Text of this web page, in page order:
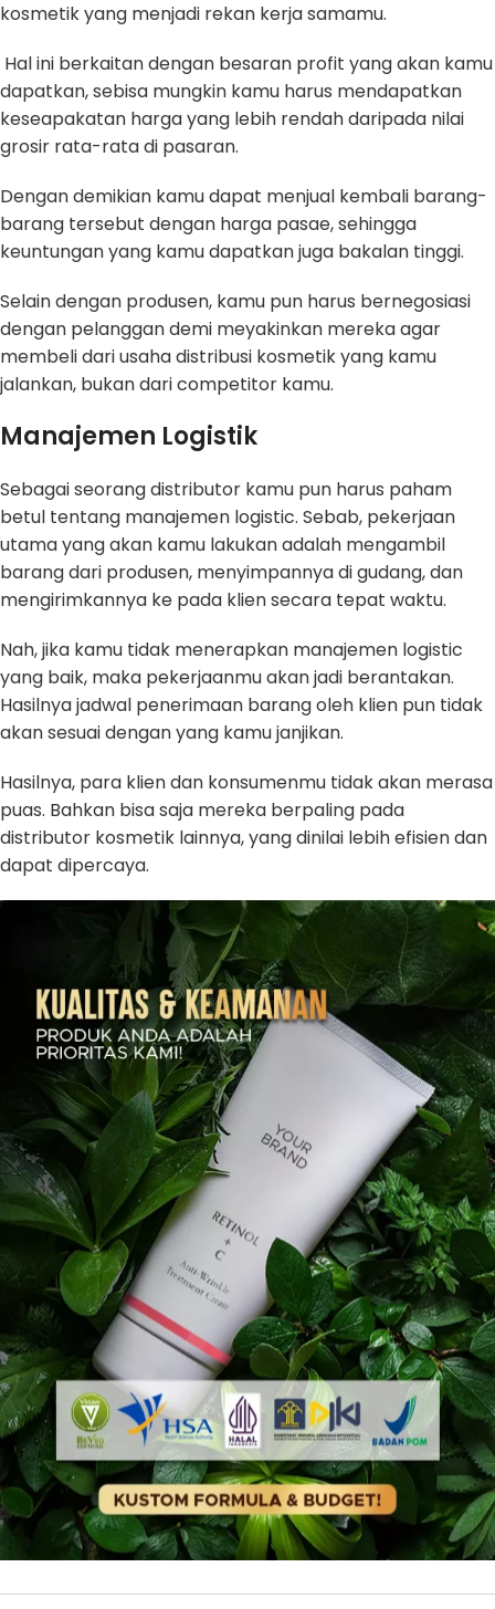
kosmetik yang menjadi rekan kerja samamu.
Hal ini berkaitan dengan besaran profit yang akan kamu
dapatkan, sebisa mungkin kamu harus mendapatkan
keseapakatan harga yang lebih rendah daripada nilai
grosir rata-rata di pasaran.
Dengan demikian kamu dapat menjual kembali barang-
barang tersebut dengan harga pasae, sehingga
keuntungan yang kamu dapatkan juga bakalan tinggi.
Selain dengan produsen, kamu pun harus bernegosiasi
dengan pelanggan demi meyakinkan mereka agar
membeli dari usaha distribusi kosmetik yang kamu
jalankan, bukan dari competitor kamu.
Manajemen Logistik
Sebagai seorang distributor kamu pun harus paham
betul tentang manajemen logistic. Sebab, pekerjaan
utama yang akan kamu lakukan adalah mengambil
barang dari produsen, menyimpannya di gudang, dan
mengirimkannya ke pada klien secara tepat waktu.
Nah, jika kamu tidak menerapkan manajemen logistic
yang baik, maka pekerjaanmu akan jadi berantakan.
Hasilnya jadwal penerimaan barang oleh klien pun tidak
akan sesuai dengan yang kamu janjikan.
Hasilnya, para klien dan konsumenmu tidak akan merasa
puas. Bahkan bisa saja mereka berpaling pada
distributor kosmetik lainnya, yang dinilai lebih efisien dan
dapat dipercaya.